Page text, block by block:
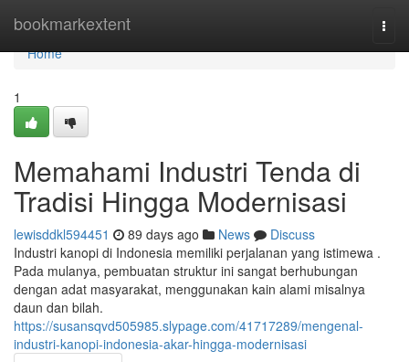
bookmarkextent
Home
Home
1
Memahami Industri Tenda di
Tradisi Hingga Modernisasi
lewisddkl594451 89 days ago News
Discuss
Industri kanopi di Indonesia memiliki perjalanan yang istimewa .
Pada mulanya, pembuatan struktur ini sangat berhubungan
dengan adat masyarakat, menggunakan kain alami misalnya
daun dan bilah.
https://susansqvd505985.slypage.com/41717289/mengenal-
industri-kanopi-indonesia-akar-hingga-modernisasi